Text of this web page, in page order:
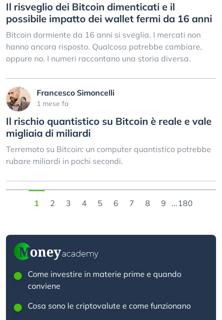
Il risveglio dei Bitcoin dimenticati e il
possibile impatto dei wallet fermi da 16 anni
Bitcoin dormiente da 16 anni si sveglia. I mercati non
hanno ancora risposto. Qualcosa potrebbe cambiare,
oppure no. I numeri raccontano una storia diversa.
Francesco Simoncelli
1 mese fa
Il rischio quantistico su Bitcoin è reale e vale
migliaia di miliardi
Terremoto su Bitcoin: un computer quantistico potrebbe
rubare miliardi in pochi secondi.
1 2 3 4 5 6 7 8 9 ... 180
Come investire in materie prime e quando
conviene
Cosa sono le criptovalute e come funzionano